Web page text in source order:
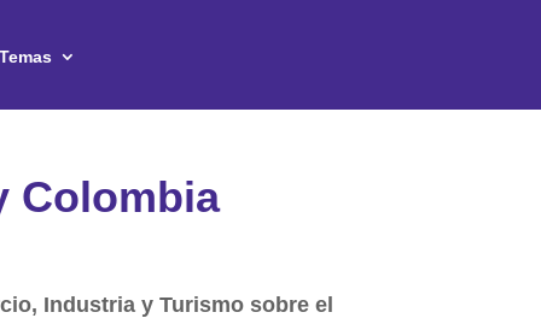
Temas
Colombia
Industria y Turismo sobre el